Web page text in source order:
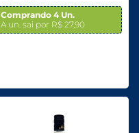
Comprando 4 Un.
A un. sai por R$ 27,90